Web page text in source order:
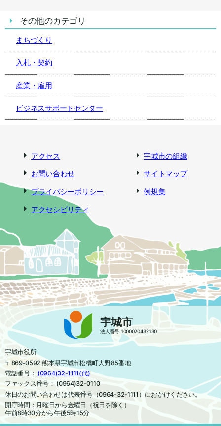
その他のカテゴリ
まちづくり
入札・契約
産業・雇用
ビジネスサポートセンター
アクセス
宇城市の組織
お問い合わせ
サイトマップ
プライバシーポリシー
例規集
アクセシビリティ
宇城市
法人番号:1000020432130
宇城市役所
〒869-0592 熊本県宇城市松橋町大野85番地
電話番号： (0964)32-1111(代)
ファックス番号： (0964)32-0110
休日のお問い合わせは代表番号（0964-32-1111）におかけください。
開庁時間：月曜日から金曜日（祝日を除く）
午前8時30分から午後5時15分